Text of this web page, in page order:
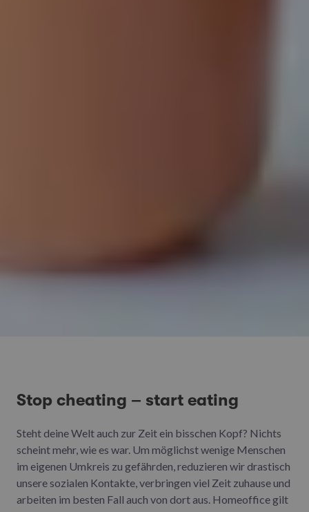
Stop cheating – start eating
Steht deine Welt auch zur Zeit ein bisschen Kopf? Nichts
scheint mehr, wie es war. Um möglichst wenige Menschen
im eigenen Umkreis zu gefährden, reduzieren wir drastisch
unsere sozialen Kontakte, verbringen viel Zeit zuhause und
arbeiten im besten Fall auch von dort aus. Homeoffice gilt